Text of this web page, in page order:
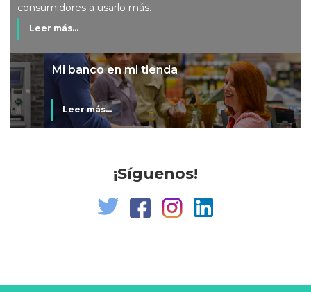
consumidores a usarlo más.
Leer más...
Mi banco en mi tienda
Leer más...
¡Síguenos!